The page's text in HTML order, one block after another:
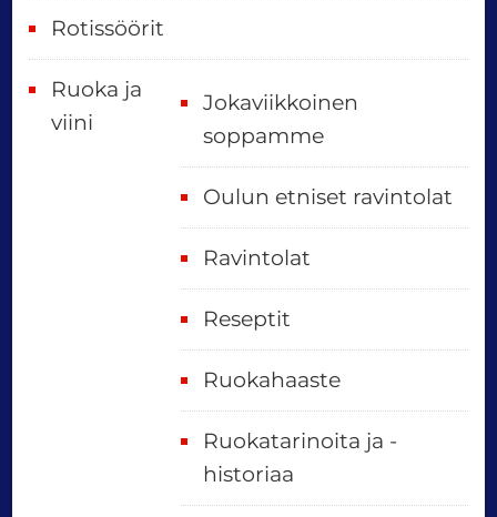
Rotissöörit
Ruoka ja
viini
Jokaviikkoinen
soppamme
Oulun etniset ravintolat
Ravintolat
Reseptit
Ruokahaaste
Ruokatarinoita ja -
historiaa